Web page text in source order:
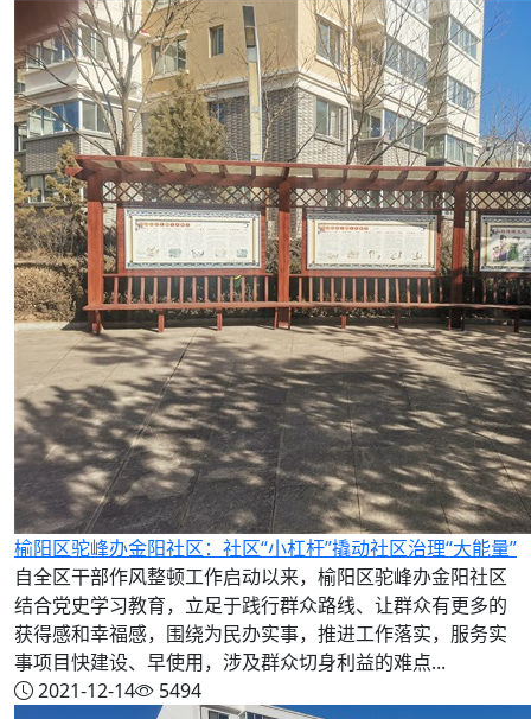
榆阳区驼峰办金阳社区：社区“小杠杆”撬动社区治理“大能量”
自全区干部作风整顿工作启动以来，榆阳区驼峰办金阳社区
结合党史学习教育，立足于践行群众路线、让群众有更多的
获得感和幸福感，围绕为民办实事，推进工作落实，服务实
事项目快建设、早使用，涉及群众切身利益的难点...
2021-12-14
5494